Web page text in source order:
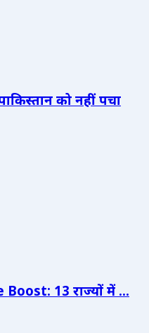
को नहीं पचा
13 राज्यों में ...